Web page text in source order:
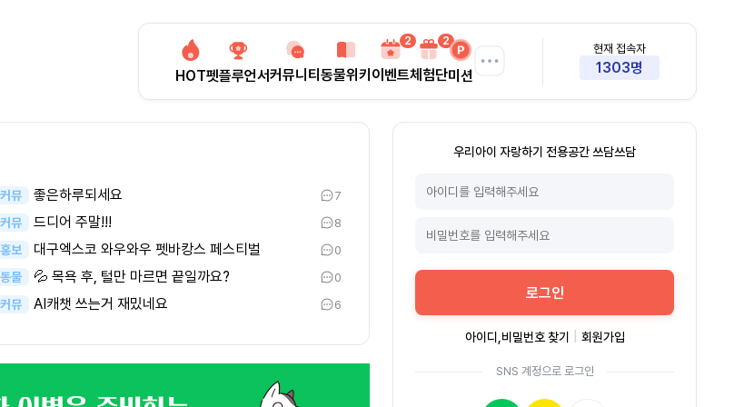
HOT펫플루언서커뮤니티 동물위키 이벤트
2
체험단
2
미션
현재 접속자
1303명
커뮤 좋은하루되세요 7
커뮤 드디어 주말!!! 8
홍보 대구엑스코 와우와우 펫바캉스 페스티벌 0
동물 💦 목욕 후, 털만 마르면 끝일까요? 0
커뮤 AI캐챗 쓰는거 재밌네요 6
우리아이 자랑하기 전용공간 쓰담쓰담
로그인
아이디,비밀번호 찾기 회원가입
SNS 계정으로 로그인